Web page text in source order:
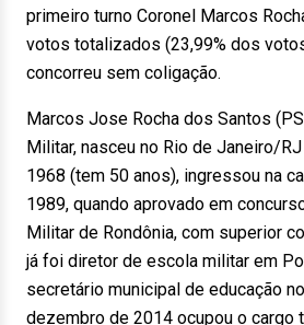
primeiro turno Coronel Marcos
votos totalizados (23,99% dos
concorreu sem coligação.
Marcos Jose Rocha dos Santos
Militar, nasceu no Rio de Janeiro/
1968 (tem 50 anos), ingressou na
1989, quando aprovado em
Militar de Rondônia, com superior
já foi diretor de escola militar em
secretário municipal de educação
dezembro de 2014 ocupou o cargo